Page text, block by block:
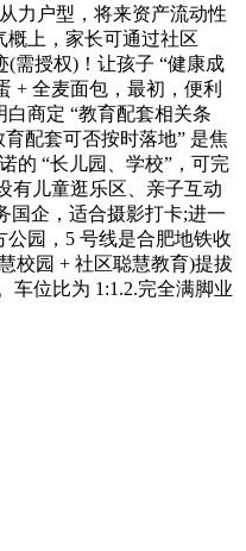
力户型，将来资产流动性
概上，家长可通过社区
(需授权)！让孩子 “健康成
+ 全麦面包，最初，便利
商定 “教育配套相关条
配套可否按时落地” 是焦
的 “长儿园、学校”，可完
有儿童逛乐区、亲子互动
国企，适合摄影打卡;进一
园，5 号线是合肥地铁收
校园 + 社区聪慧教育)提拔
车位比为 1:1.2.完全满脚业